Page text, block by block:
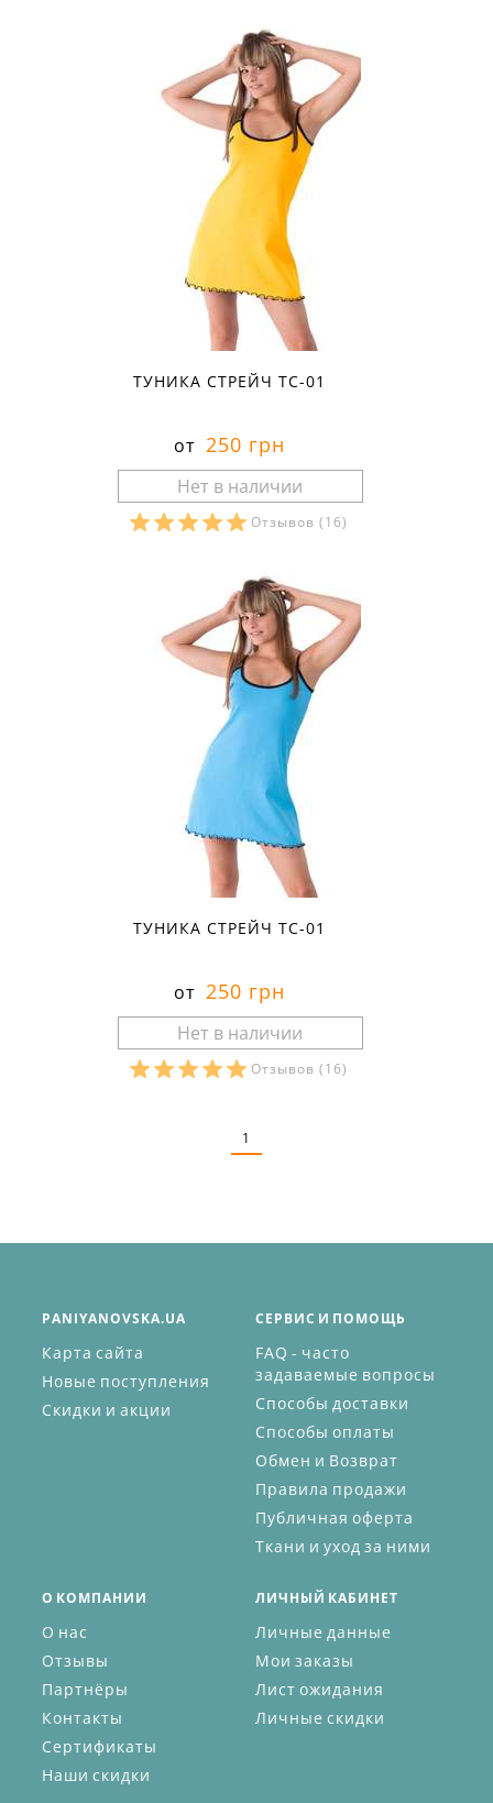
ТУНИКА СТРЕЙЧ ТС-01
от 250 грн
Отзывов (16)
ТУНИКА СТРЕЙЧ ТС-01
от 250 грн
Отзывов (16)
1
PANIYANOVSKA.UA
Карта сайта
Новые поступления
Скидки и акции
СЕРВИС И ПОМОЩЬ
FAQ - часто
задаваемые вопросы
Способы доставки
Способы оплаты
Обмен и Возврат
Правила продажи
Публичная оферта
Ткани и уход за ними
О КОМПАНИИ
О нас
Отзывы
Партнёры
Контакты
Сертификаты
Наши скидки
ЛИЧНЫЙ КАБИНЕТ
Личные данные
Мои заказы
Лист ожидания
Личные скидки